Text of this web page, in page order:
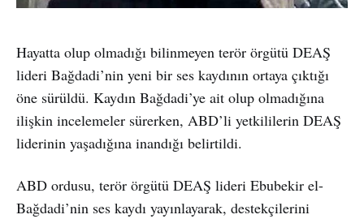
Hayatta olup olmadığı bilinmeyen terör örgütü DEAŞ
lideri Bağdadi’nin yeni bir ses kaydının ortaya çıktığı
öne sürüldü. Kaydın Bağdadi’ye ait olup olmadığına
ilişkin incelemeler sürerken, ABD’li yetkililerin DEAŞ
liderinin yaşadığına inandığı belirtildi.
ABD ordusu, terör örgütü DEAŞ lideri Ebubekir el-
Bağdadi’nin ses kaydı yayınlayarak, destekçilerini